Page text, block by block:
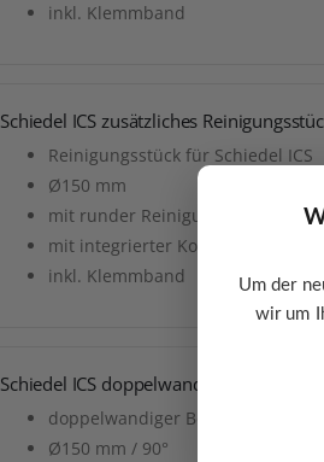
Um der
wir um
inkl. Klemmband
Schiedel ICS zusätzliches
Reinigungsstück für Schiedel ICS
Ø150 mm
mit runder Reinigungstür
mit integrierter Kondensatsperre
inkl. Klemmband
Schiedel ICS doppelwandiger Bogen
doppelwandiger Bogen für
Ø150 mm / 90°